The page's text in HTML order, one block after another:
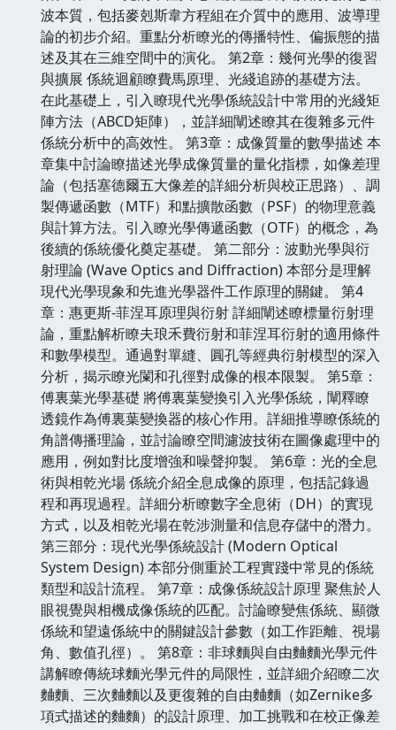
波本質，包括麥剋斯韋方程組在介質中的應用、波導理
論的初步介紹。重點分析瞭光的傳播特性、偏振態的描
述及其在三維空間中的演化。 第2章：幾何光學的復習
與擴展 係統迴顧瞭費馬原理、光綫追跡的基礎方法。
在此基礎上，引入瞭現代光學係統設計中常用的光綫矩
陣方法（ABCD矩陣），並詳細闡述瞭其在復雜多元件
係統分析中的高效性。 第3章：成像質量的數學描述 本
章集中討論瞭描述光學成像質量的量化指標，如像差理
論（包括塞德爾五大像差的詳細分析與校正思路）、調
製傳遞函數（MTF）和點擴散函數（PSF）的物理意義
與計算方法。引入瞭光學傳遞函數（OTF）的概念，為
後續的係統優化奠定基礎。 第二部分：波動光學與衍
射理論 (Wave Optics and Diffraction) 本部分是理解
現代光學現象和先進光學器件工作原理的關鍵。 第4
章：惠更斯-菲涅耳原理與衍射 詳細闡述瞭標量衍射理
論，重點解析瞭夫琅禾費衍射和菲涅耳衍射的適用條件
和數學模型。通過對單縫、圓孔等經典衍射模型的深入
分析，揭示瞭光闌和孔徑對成像的根本限製。 第5章：
傅裏葉光學基礎 將傅裏葉變換引入光學係統，闡釋瞭
透鏡作為傅裏葉變換器的核心作用。詳細推導瞭係統的
角譜傳播理論，並討論瞭空間濾波技術在圖像處理中的
應用，例如對比度增強和噪聲抑製。 第6章：光的全息
術與相乾光場 係統介紹全息成像的原理，包括記錄過
程和再現過程。詳細分析瞭數字全息術（DH）的實現
方式，以及相乾光場在乾涉測量和信息存儲中的潛力。
第三部分：現代光學係統設計 (Modern Optical
System Design) 本部分側重於工程實踐中常見的係統
類型和設計流程。 第7章：成像係統設計原理 聚焦於人
眼視覺與相機成像係統的匹配。討論瞭變焦係統、顯微
係統和望遠係統中的關鍵設計參數（如工作距離、視場
角、數值孔徑）。 第8章：非球麵與自由麯麵光學元件
講解瞭傳統球麵光學元件的局限性，並詳細介紹瞭二次
麯麵、三次麯麵以及更復雜的自由麯麵（如Zernike多
項式描述的麯麵）的設計原理、加工挑戰和在校正像差